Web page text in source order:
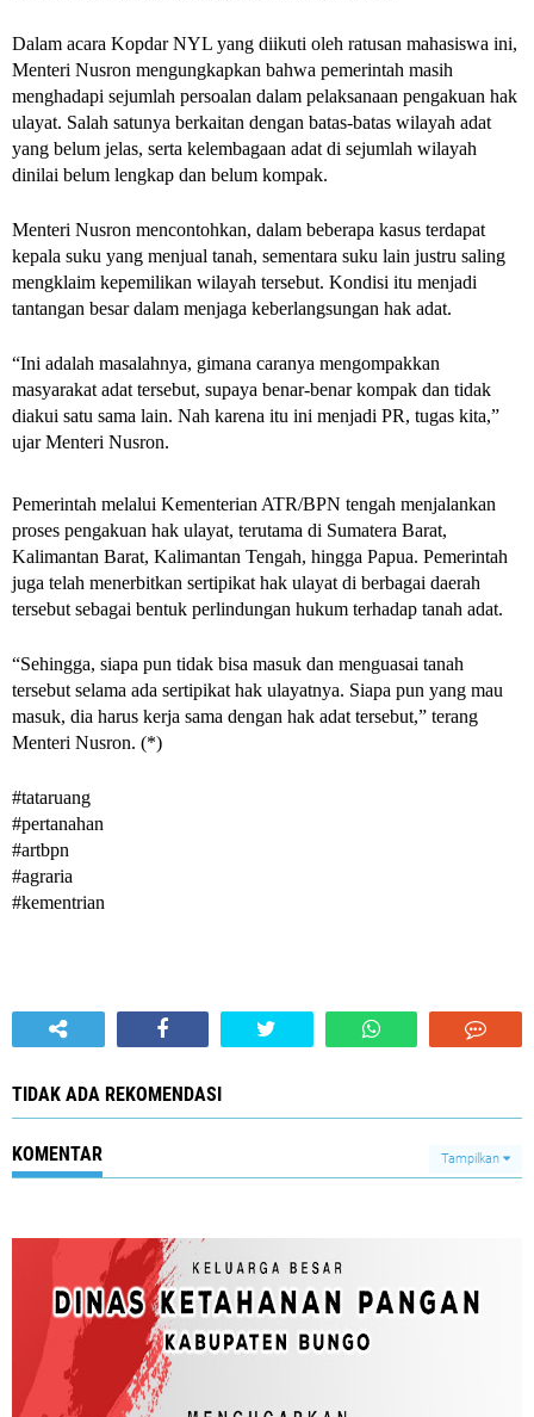
Dalam acara Kopdar NYL yang diikuti oleh ratusan mahasiswa ini,
Menteri Nusron mengungkapkan bahwa pemerintah masih
menghadapi sejumlah persoalan dalam pelaksanaan pengakuan hak
ulayat. Salah satunya berkaitan dengan batas-batas wilayah adat
yang belum jelas, serta kelembagaan adat di sejumlah wilayah
dinilai belum lengkap dan belum kompak.
Menteri Nusron mencontohkan, dalam beberapa kasus terdapat
kepala suku yang menjual tanah, sementara suku lain justru saling
mengklaim kepemilikan wilayah tersebut. Kondisi itu menjadi
tantangan besar dalam menjaga keberlangsungan hak adat.
“Ini adalah masalahnya, gimana caranya mengompakkan
masyarakat adat tersebut, supaya benar-benar kompak dan tidak
diakui satu sama lain. Nah karena itu ini menjadi PR, tugas kita,”
ujar Menteri Nusron.
Pemerintah melalui Kementerian ATR/BPN tengah menjalankan
proses pengakuan hak ulayat, terutama di Sumatera Barat,
Kalimantan Barat, Kalimantan Tengah, hingga Papua. Pemerintah
juga telah menerbitkan sertipikat hak ulayat di berbagai daerah
tersebut sebagai bentuk perlindungan hukum terhadap tanah adat.
“Sehingga, siapa pun tidak bisa masuk dan menguasai tanah
tersebut selama ada sertipikat hak ulayatnya. Siapa pun yang mau
masuk, dia harus kerja sama dengan hak adat tersebut,” terang
Menteri Nusron. (*)
#tataruang
#pertanahan
#artbpn
#agraria
#kementrian
TIDAK ADA REKOMENDASI
KOMENTAR Tampilkan